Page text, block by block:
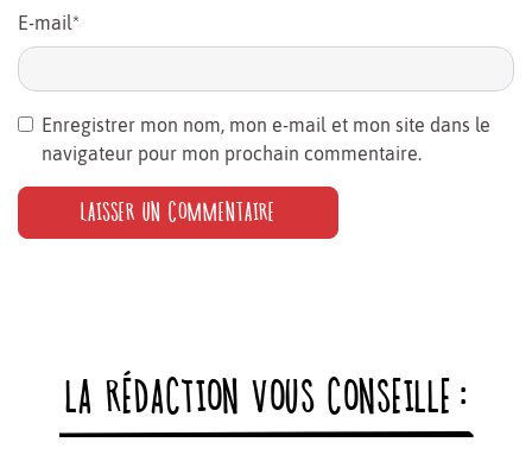
E-mail*
Enregistrer mon nom, mon e-mail et mon site dans le
navigateur pour mon prochain commentaire.
LA RÉDACTION VOUS CONSEILLE :